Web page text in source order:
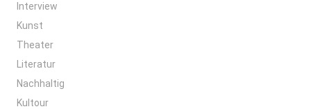
Interview
Kunst
Theater
Literatur
Nachhaltig
Kultour